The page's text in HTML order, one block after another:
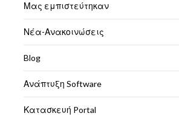
Μας εμπιστεύτηκαν
Νέα-Ανακοινώσεις
Blog
Ανάπτυξη Software
Κατασκευή Portal